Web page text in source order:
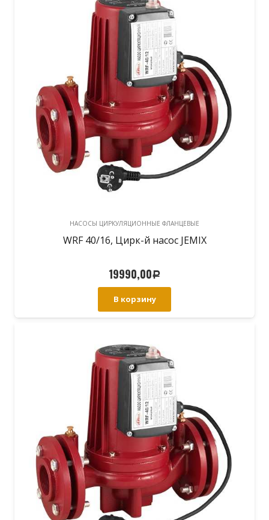
НАСОСЫ ЦИРКУЛЯЦИОННЫЕ ФЛАНЦЕВЫЕ
WRF 40/16, Цирк-й насос JEMIX
19990,00Р
В корзину